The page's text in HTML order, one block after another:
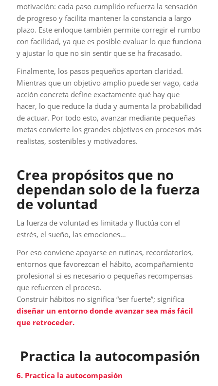
motivación: cada paso cumplido refuerza la sensación
de progreso y facilita mantener la constancia a largo
plazo. Este enfoque también permite corregir el rumbo
con facilidad, ya que es posible evaluar lo que funciona
y ajustar lo que no sin sentir que se ha fracasado.
Finalmente, los pasos pequeños aportan claridad.
Mientras que un objetivo amplio puede ser vago, cada
acción concreta define exactamente qué hay que
hacer, lo que reduce la duda y aumenta la probabilidad
de actuar. Por todo esto, avanzar mediante pequeñas
metas convierte los grandes objetivos en procesos más
realistas, sostenibles y motivadores.
Crea propósitos que no
dependan solo de la fuerza
de voluntad
La fuerza de voluntad es limitada y fluctúa con el
estrés, el sueño, las emociones…
Por eso conviene apoyarse en rutinas, recordatorios,
entornos que favorezcan el hábito, acompañamiento
profesional si es necesario o pequeñas recompensas
que refuercen el proceso.
Construir hábitos no significa “ser fuerte”; significa
diseñar un entorno donde avanzar sea más fácil
que retroceder.
Practica la autocompasión
6. Practica la autocompasión